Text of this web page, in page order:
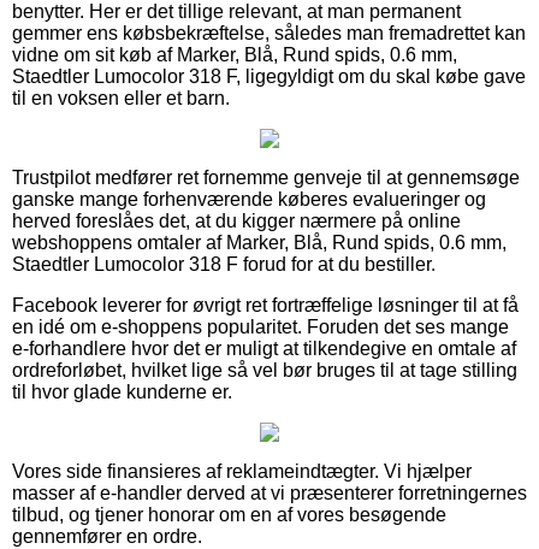
benytter. Her er det tillige relevant, at man permanent
gemmer ens købsbekræftelse, således man fremadrettet kan
vidne om sit køb af Marker, Blå, Rund spids, 0.6 mm,
Staedtler Lumocolor 318 F, ligegyldigt om du skal købe gave
til en voksen eller et barn.
Trustpilot medfører ret fornemme genveje til at gennemsøge
ganske mange forhenværende køberes evalueringer og
herved foreslåes det, at du kigger nærmere på online
webshoppens omtaler af Marker, Blå, Rund spids, 0.6 mm,
Staedtler Lumocolor 318 F forud for at du bestiller.
Facebook leverer for øvrigt ret fortræffelige løsninger til at få
en idé om e-shoppens popularitet. Foruden det ses mange
e-forhandlere hvor det er muligt at tilkendegive en omtale af
ordreforløbet, hvilket lige så vel bør bruges til at tage stilling
til hvor glade kunderne er.
Vores side finansieres af reklameindtægter. Vi hjælper
masser af e-handler derved at vi præsenterer forretningernes
tilbud, og tjener honorar om en af vores besøgende
gennemfører en ordre.